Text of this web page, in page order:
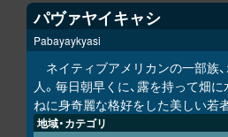
パヴァヤイキャシ
Pabayaykyasi
ネイティブアメリカンの一部族
人。毎日朝早くに、露を持って畑
ねに身奇麗な格好をした美しい若
地域・カテゴリ